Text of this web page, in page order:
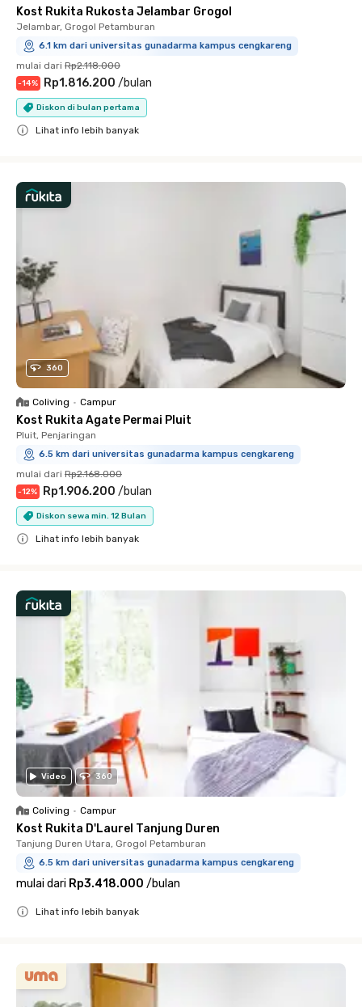
Kost Rukita Rukosta Jelambar Grogol
Jelambar, Grogol Petamburan
6.1 km dari universitas gunadarma kampus cengkareng
mulai dari Rp2.118.000
-14% Rp1.816.200 /bulan
Diskon di bulan pertama
Lihat info lebih banyak
360
Coliving • Campur
Kost Rukita Agate Permai Pluit
Pluit, Penjaringan
6.5 km dari universitas gunadarma kampus cengkareng
mulai dari Rp2.168.000
-12% Rp1.906.200 /bulan
Diskon sewa min. 12 Bulan
Lihat info lebih banyak
Video 360
Coliving • Campur
Kost Rukita D'Laurel Tanjung Duren
Tanjung Duren Utara, Grogol Petamburan
6.5 km dari universitas gunadarma kampus cengkareng
mulai dari Rp3.418.000 /bulan
Lihat info lebih banyak